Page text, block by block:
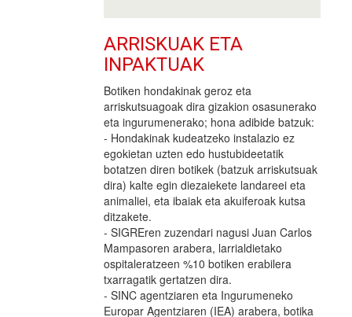
ARRISKUAK ETA
INPAKTUAK
Botiken hondakinak geroz eta
arriskutsuagoak dira gizakion osasunerako
eta ingurumenerako; hona adibide batzuk:
- Hondakinak kudeatzeko instalazio ez
egokietan uzten edo hustubideetatik
botatzen diren botikek (batzuk arriskutsuak
dira) kalte egin diezaiekete landareei eta
animaliei, eta ibaiak eta akuiferoak kutsa
ditzakete.
- SIGREren zuzendari nagusi Juan Carlos
Mampasoren arabera, larrialdietako
ospitaleratzeen %10 botiken erabilera
txarragatik gertatzen dira.
- SINC agentziaren eta Ingurumeneko
Europar Agentziaren (IEA) arabera, botika